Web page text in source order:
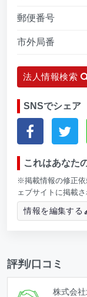
郵便番号
市外局番
法人情報検索
SNSでシェア
これはあなた
※掲載情報の修正依
ェブサイトに掲載
情報を編集する
評判/口コミ
株式会